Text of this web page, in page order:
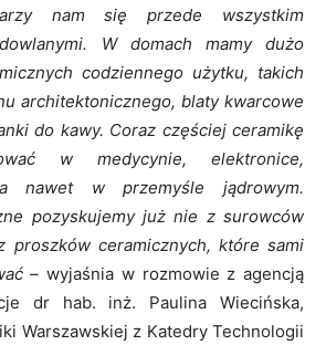
nam się przede wszystkim
W domach mamy dużo
codziennego użytku, takich
architektonicznego, blaty kwarcowe
do kawy. Coraz częściej ceramikę
w medycynie, elektronice,
a nawet w przemyśle jądrowym.
pozyskujemy już nie z surowców
proszków ceramicznych, które sami
– wyjaśnia w rozmowie z agencją
dr hab. inż. Paulina Wiecińska,
Warszawskiej z Katedry Technologii